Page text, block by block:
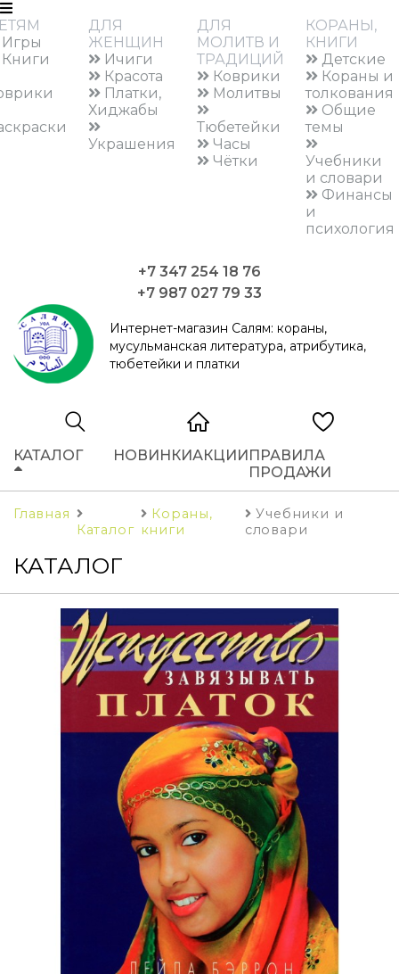
ДЛЯ
ЖЕНЩИН
Ичиги
Красота
Платки,
Хиджабы
Украшения
ДЛЯ
МОЛИТВ И
ТРАДИЦИЙ
Коврики
Молитвы
Тюбетейки
Часы
Чётки
КОРАНЫ,
КНИГИ
Детские
Кораны и
толкования
Общие
темы
Учебники
и словари
Финансы
и
психология
+7 347 254 18 76
+7 987 027 79 33
Интернет-магазин Салям: кораны,
мусульманская литература, атрибутика,
тюбетейки и платки
КАТАЛОГ НОВИНКИАКЦИИПРАВИЛА
ПРОДАЖИ
Главная
Каталог
Кораны,
книги
Учебники и
словари
КАТАЛОГ